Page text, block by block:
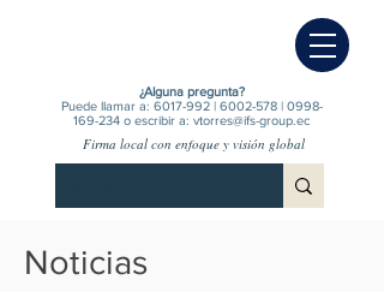
¿Alguna pregunta?
Puede llamar a: 6017-992| 6002-578| 0998-
169-234 o escribir a: vtorres@ifs-group.ec
Firma local con enfoque y visión global
Noticias